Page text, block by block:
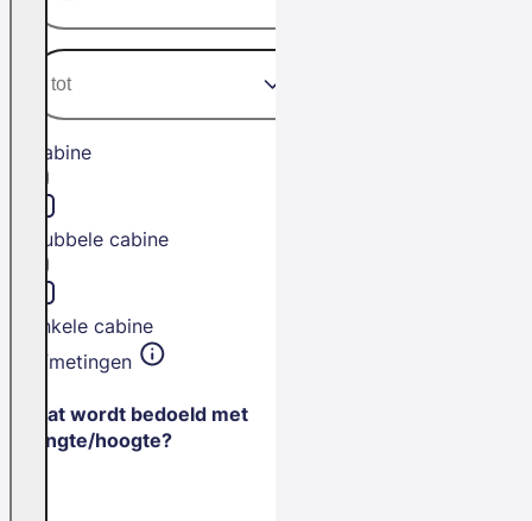
Cabine
Dubbele cabine
Enkele cabine
Afmetingen
Wat wordt bedoeld met
lengte/hoogte?